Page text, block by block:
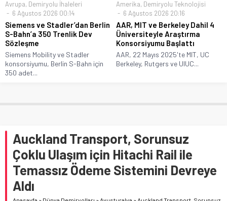
Avrupa, Demiryolu İhaleleri
6 Ağustos 2026 00:14
Siemens ve Stadler’dan Berlin
S-Bahn’a 350 Trenlik Dev
Sözleşme
Siemens Mobility ve Stadler
konsorsiyumu, Berlin S-Bahn için
350 adet...
Amerika, Demiryolu Teknolojisi
6 Ağustos 2026 20:16
AAR, MIT ve Berkeley Dahil 4
Üniversiteyle Araştırma
Konsorsiyumu Başlattı
AAR, 22 Mayıs 2025'te MIT, UC
Berkeley, Rutgers ve UIUC...
Auckland Transport, Sorunsuz
Çoklu Ulaşım için Hitachi Rail ile
Temassız Ödeme Sistemini Devreye
Aldı